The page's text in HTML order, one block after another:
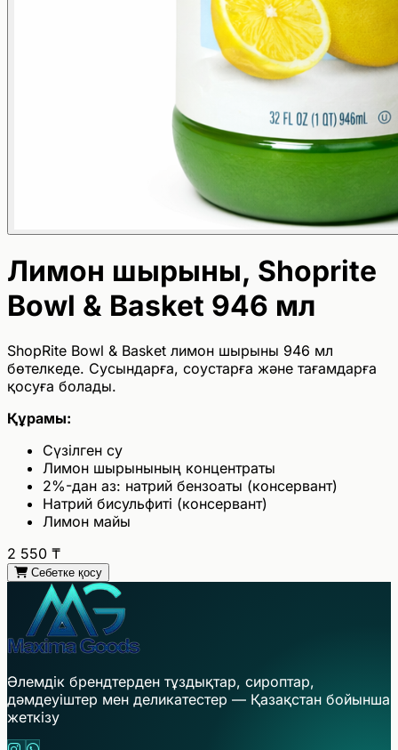
Лимон шырыны, Shoprite
Bowl & Basket 946 мл
ShopRite Bowl & Basket лимон шырыны 946 мл
бөтелкеде. Сусындарға, соустарға және тағамдарға
қосуға болады.
Құрамы:
Сүзілген су
Лимон шырынының концентраты
2%-дан аз: натрий бензоаты (консервант)
Натрий бисульфиті (консервант)
Лимон майы
2 550 ₸
Себетке қосу
Әлемдік брендтерден тұздықтар, сироптар,
дәмдеуіштер мен деликатестер — Қазақстан бойынша
жеткізу